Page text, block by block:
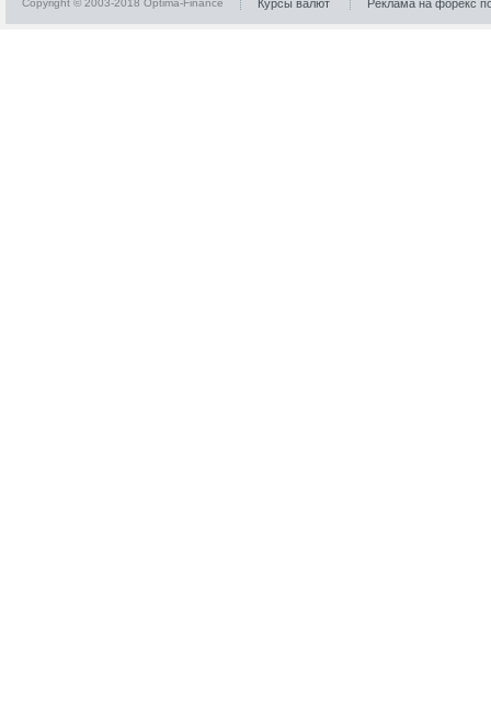
Copyright © 2003-2018 Optima-Finance Курсы валют Реклама на форекс